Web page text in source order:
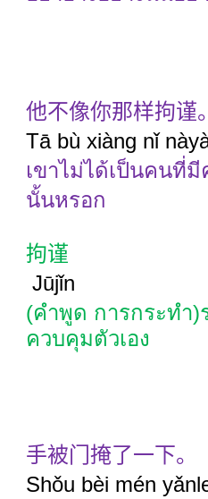
他不像你那样拘谨。
Tā bù xiàng nǐ
เขาไม่ได้เป็นคนที่
นั้นหรอก
拘谨
Jūjǐn
(คำพูด การกระทำ)
ควบคุมตัวเอง
手被门掩了一下。
Shǒu bèi mén